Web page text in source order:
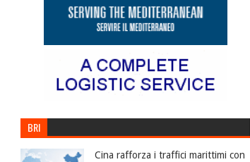
BRI
Cina rafforza i traffici marittimi con